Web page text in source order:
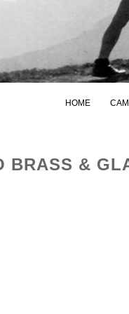
HOME
BRASS &